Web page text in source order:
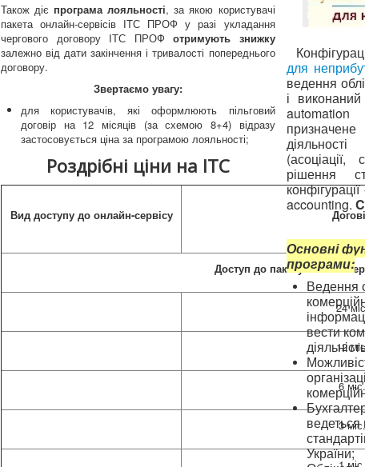
Також діє програма лояльності, за якою користувачі
пакета онлайн-сервісів ІТС ПРОФ у разі укладання
чергового договору ІТС ПРОФотримують знижку
залежно від дати закінчення і тривалості попереднього
договору.
Звертаємо увагу:
для користувачів, які оформлюють пільговий
договір на 12 місяців (за схемою 8+4) відразу
застосовується ціна за програмою лояльності;
Роздрібні ціни на ІТС
Вид доступу до онлайн-сервісу
Доступ до пакету онлайн-
24
12
6 міс.
3 міс.
для
ведення
і
automation
рішення
конфігурації
accounting.
Основні
програми:
Ведення
вести
ведеться
України;